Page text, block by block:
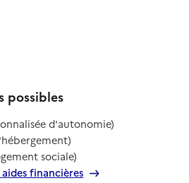
possibles
d'autonomie)
sociale)
financières